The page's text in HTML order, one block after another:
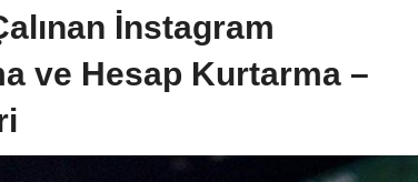
İnstagram
ve Hesap Kurtarma –